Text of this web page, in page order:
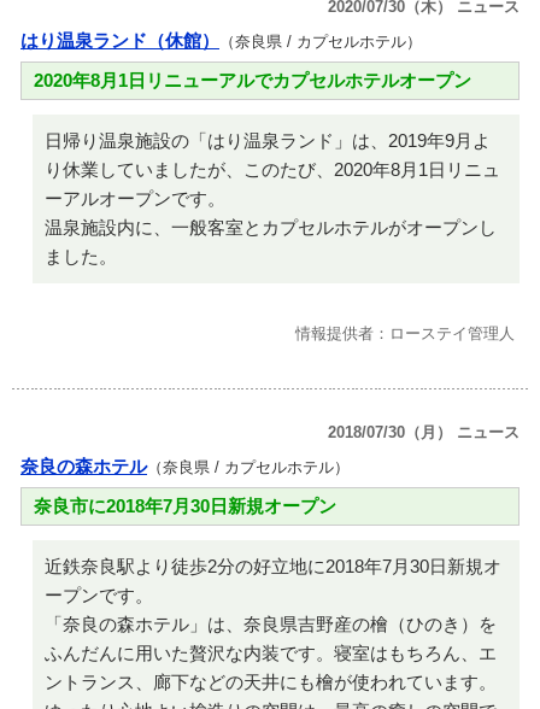
2020/07/30（木） ニュース
はり温泉ランド（休館） （奈良県 / カプセルホテル）
2020年8月1日リニューアルでカプセルホテルオープン
日帰り温泉施設の「はり温泉ランド」は、2019年9月よ
り休業していましたが、このたび、2020年8月1日リニュ
ーアルオープンです。
温泉施設内に、一般客室とカプセルホテルがオープンし
ました。
情報提供者：ローステイ管理人
2018/07/30（月） ニュース
奈良の森ホテル（奈良県 / カプセルホテル）
奈良市に2018年7月30日新規オープン
近鉄奈良駅より徒歩2分の好立地に2018年7月30日新規オ
ープンです。
「奈良の森ホテル」は、奈良県吉野産の檜（ひのき）を
ふんだんに用いた贅沢な内装です。寝室はもちろん、エ
ントランス、廊下などの天井にも檜が使われています。